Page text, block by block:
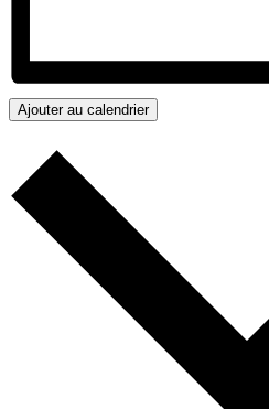
Ajouter au calendrier